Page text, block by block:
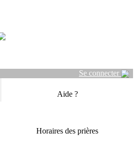
Se connecter
Aide ?
Horaires des prières